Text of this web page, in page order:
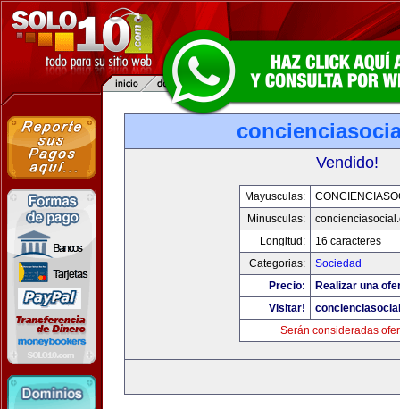
Vendido!
Mayusculas:
Minusculas:
Longitud:
16 caracteres
Categorias:
Sociedad
Precio:
Realizar una
Visitar!
Serán consideradas